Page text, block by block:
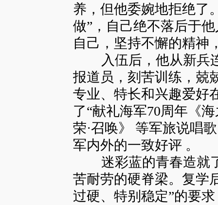
养，但他委婉地拒绝了
做”，自己绝不落后于
自己，坚持不懈的精神
入伍后，他从新兵连
报道员，刻苦训练，兢
专业、特长和兴趣爱好
了“献礼海军70周年《
荣·召唤》 等军旅说唱
军内外的一致好评 。
迷彩蓝的青春造就了
苦耐劳的硬脊梁。复学
过硬、特别稳定”的要